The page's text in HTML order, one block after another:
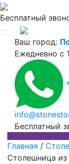
Бесплатный
Ваш город:
Ежедневно с
Бесплатный
Главная /
Столешница из